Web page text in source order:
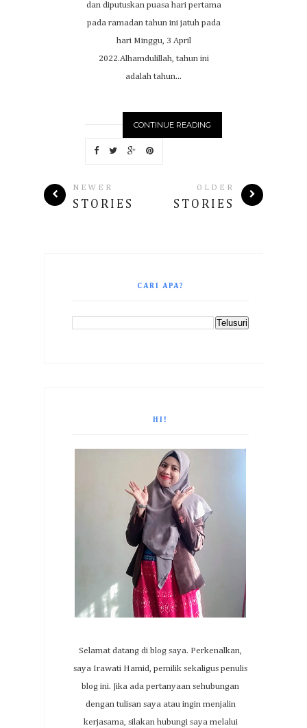
dan diputuskan puasa hari pertama
pada ramadan tahun ini jatuh pada
hari Minggu, 3 April
2022.Alhamdulillah, tahun ini
adalah tahun...
CONTINUE READING
NEWER
STORIES
OLDER
STORIES
CARI APA?
HI!
Selamat datang di blog saya. Perkenalkan,
saya Irawati Hamid, pemilik sekaligus penulis
blog ini. Jika ada pertanyaan sehubungan
dengan tulisan saya atau ingin menjalin
kerjasama, silakan hubungi saya melalui